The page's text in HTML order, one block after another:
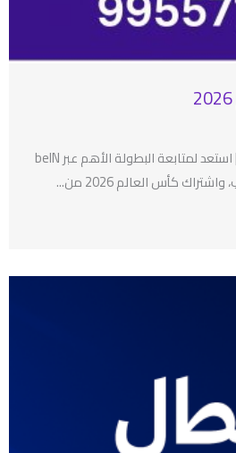
اشتراك كأس العالم 2026 | استعد لمتابعة البطولة الأهم عبر beIN